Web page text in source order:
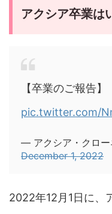
アクシア卒業は
【卒業のご報告】
pic.twitter.com/
— アクシア・クロー
December 1, 2022
2022年12月1日に、